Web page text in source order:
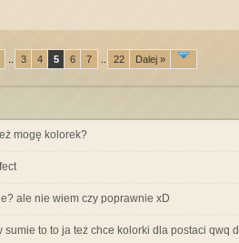
3 4 5 6 7 22 Dalej »
mogę kolorek?
ale nie wiem czy poprawnie xD
sumie to to ja też chce kolorki dla postaci qwq